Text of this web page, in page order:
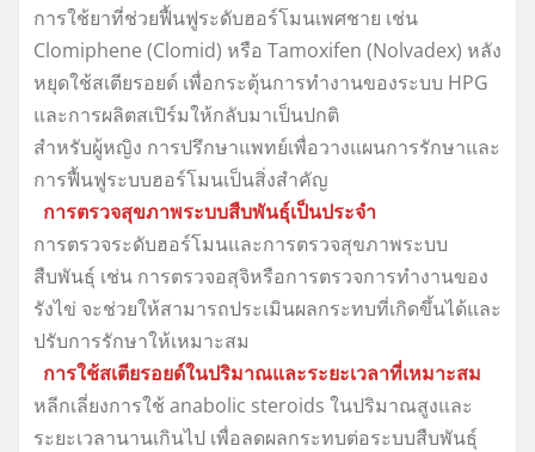
การใช้ยาที่ช่วยฟื้นฟูระดับฮอร์โมนเพศชาย เช่น
Clomiphene (Clomid) หรือ Tamoxifen (Nolvadex) หลัง
หยุดใช้สเตียรอยด์ เพื่อกระตุ้นการทำงานของระบบ HPG
และการผลิตสเปิร์มให้กลับมาเป็นปกติ
สำหรับผู้หญิง การปรึกษาแพทย์เพื่อวางแผนการรักษาและ
การฟื้นฟูระบบฮอร์โมนเป็นสิ่งสำคัญ
การตรวจสุขภาพระบบสืบพันธุ์เป็นประจำ
การตรวจระดับฮอร์โมนและการตรวจสุขภาพระบบ
สืบพันธุ์ เช่น การตรวจอสุจิหรือการตรวจการทำงานของ
รังไข่ จะช่วยให้สามารถประเมินผลกระทบที่เกิดขึ้นได้และ
ปรับการรักษาให้เหมาะสม
การใช้สเตียรอยด์ในปริมาณและระยะเวลาที่เหมาะสม
หลีกเลี่ยงการใช้ anabolic steroids ในปริมาณสูงและ
ระยะเวลานานเกินไป เพื่อลดผลกระทบต่อระบบสืบพันธุ์